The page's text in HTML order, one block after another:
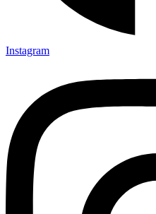
Instagram